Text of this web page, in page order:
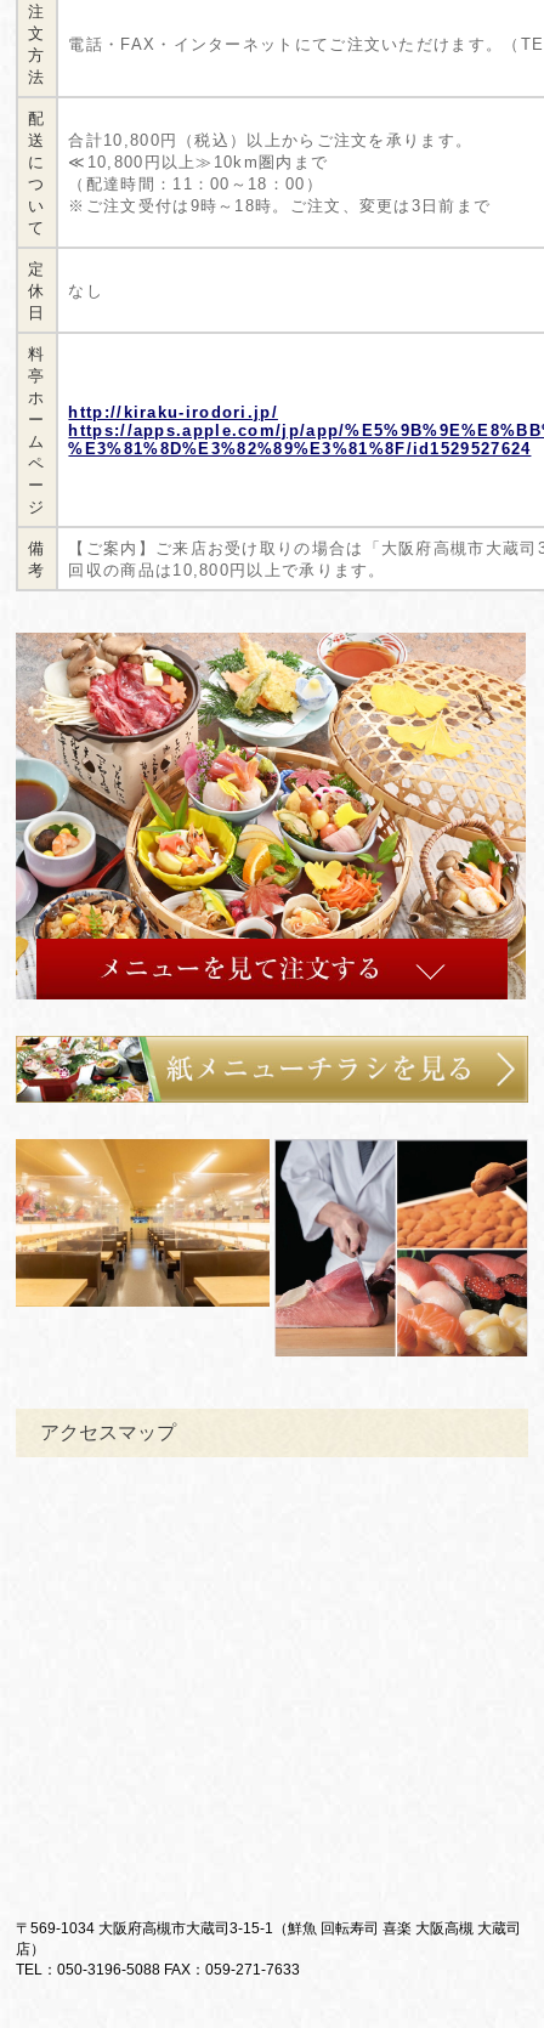
注
文
方
法
電話・FAX・インターネットにてご注文いただけます。（
配
送
に
つ
い
て
合計10,800円（税込）以上からご注文を承ります。
≪10,800円以上≫10km圏内まで
（配達時間：11：00～18：00）
※ご注文受付は9時～18時。ご注文、変更は3日前まで
定
休
日
なし
料
亭
ホ
ー
ム
ペ
ー
ジ
http://kiraku-irodori.jp/
https://apps.apple.com/jp/app/
%E3%81%8D%E3%82%89%E3%81%8F/id1529527624
備
考
【ご案内】ご来店お受け取りの場合は「大阪府高槻市大蔵
回収の商品は10,800円以上で承ります。
アクセスマップ
〒569-1034 大阪府高槻市大蔵司3-15-1（鮮魚 回転寿司 喜楽 大阪高槻 大蔵司
店）
TEL：050-3196-5088 FAX：059-271-7633